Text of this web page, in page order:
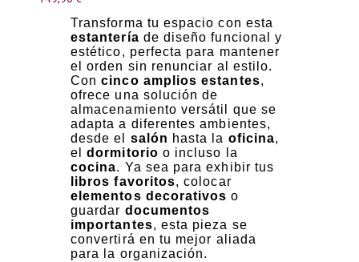
Transforma tu espacio con esta
estantería de diseño funcional y
estético, perfecta para mantener
el orden sin renunciar al estilo.
Concinco amplios estantes,
ofrece una solución de
almacenamiento versátil que se
adapta a diferentes ambientes,
desde el salón hasta la oficina,
eldormitorio o incluso la
cocina. Ya sea para exhibir tus
libros favoritos, colocar
elementos decorativos o
guardar documentos
importantes, esta pieza se
convertirá en tu mejor aliada
para la organización.